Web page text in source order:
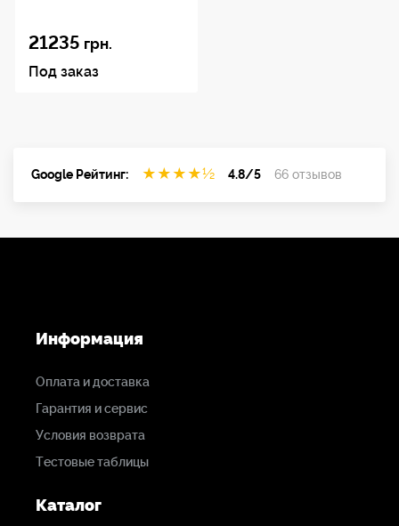
21235 грн.
Под заказ
Google Рейтинг: ★ ★ ★ ★½ 4.8/5 66 отзывов
Информация
Оплата и доставка
Гарантия и сервис
Условия возврата
Тестовые таблицы
Каталог